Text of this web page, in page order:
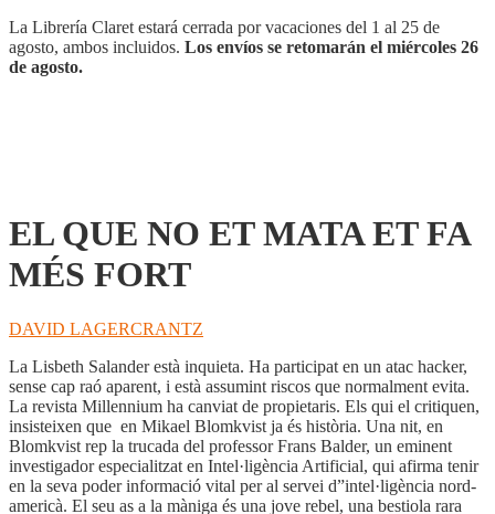
FA
MÉS
FORT
La Librería Claret estará cerrada por vacaciones del 1 al 25 de
agosto, ambos incluidos. Los envíos se retomarán el miércoles 26
de agosto.
EL QUE NO ET MATA ET FA
MÉS FORT
DAVID LAGERCRANTZ
La Lisbeth Salander està inquieta. Ha participat en un atac hacker,
sense cap raó aparent, i està assumint riscos que normalment evita.
La revista Millennium ha canviat de propietaris. Els qui el critiquen,
insisteixen que en Mikael Blomkvist ja és història. Una nit, en
Blomkvist rep la trucada del professor Frans Balder, un eminent
investigador especialitzat en Intel·ligència Artificial, qui afirma tenir
en la seva poder informació vital per al servei d”intel·ligència nord-
americà. El seu as a la màniga és una jove rebel, una bestiola rara